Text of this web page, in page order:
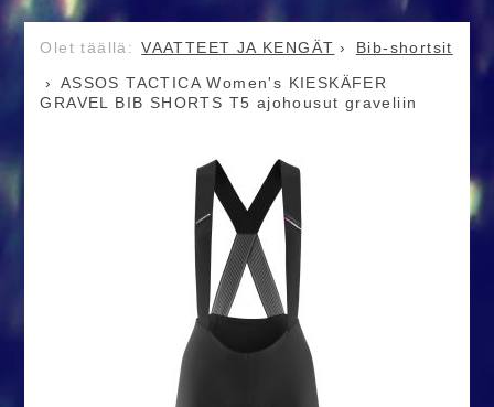
VAATTEET JA KENGÄT
Bib-shortsit
ASSOS TACTICA Women's KIESKÄFER
GRAVEL BIB SHORTS T5 ajohousut graveliin